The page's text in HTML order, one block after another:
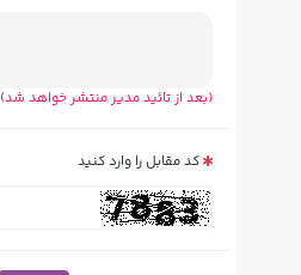
(بعد از تائید مدیر منتشر خواهد شد)
کد مقابل را وارد کنید